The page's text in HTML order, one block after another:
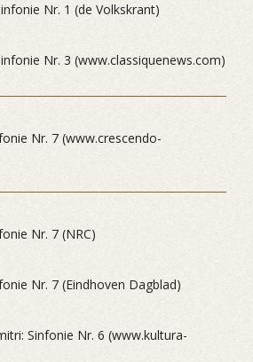
Nr. 1 (de Volkskrant)
Nr. 3 (www.classiquenews.com)
Nr. 7 (www.crescendo-
Nr. 7 (NRC)
Nr. 7 (Eindhoven Dagblad)
Sinfonie Nr. 6 (www.kultura-